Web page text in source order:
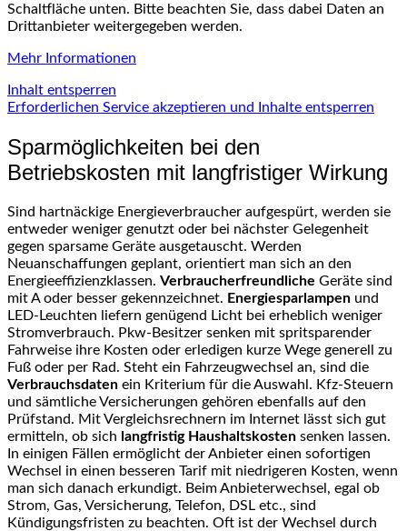
Schaltfläche unten. Bitte beachten Sie, dass dabei Daten an
Drittanbieter weitergegeben werden.
Mehr Informationen
Inhalt entsperren
Erforderlichen Service akzeptieren und Inhalte entsperren
Sparmöglichkeiten bei den
Betriebskosten mit langfristiger Wirkung
Sind hartnäckige Energieverbraucher aufgespürt, werden sie
entweder weniger genutzt oder bei nächster Gelegenheit
gegen sparsame Geräte ausgetauscht. Werden
Neuanschaffungen geplant, orientiert man sich an den
Energieeffizienzklassen. Verbraucherfreundliche Geräte sind
mit A oder besser gekennzeichnet. Energiesparlampen und
LED-Leuchten liefern genügend Licht bei erheblich weniger
Stromverbrauch. Pkw-Besitzer senken mit spritsparender
Fahrweise ihre Kosten oder erledigen kurze Wege generell zu
Fuß oder per Rad. Steht ein Fahrzeugwechsel an, sind die
Verbrauchsdaten ein Kriterium für die Auswahl. Kfz-Steuern
und sämtliche Versicherungen gehören ebenfalls auf den
Prüfstand. Mit Vergleichsrechnern im Internet lässt sich gut
ermitteln, ob sich langfristig Haushaltskosten senken lassen.
In einigen Fällen ermöglicht der Anbieter einen sofortigen
Wechsel in einen besseren Tarif mit niedrigeren Kosten, wenn
man sich danach erkundigt. Beim Anbieterwechsel, egal ob
Strom, Gas, Versicherung, Telefon, DSL etc., sind
Kündigungsfristen zu beachten. Oft ist der Wechsel durch